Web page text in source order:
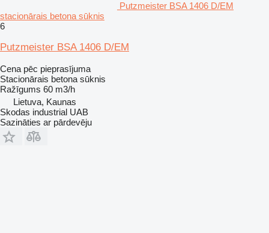
Putzmeister BSA 1406 D/EM
stacionārais betona sūknis
6
Putzmeister BSA 1406 D/EM
Cena pēc pieprasījuma
Stacionārais betona sūknis
Ražīgums 60 m3/h
Lietuva, Kaunas
Skodas industrial UAB
Sazināties ar pārdevēju